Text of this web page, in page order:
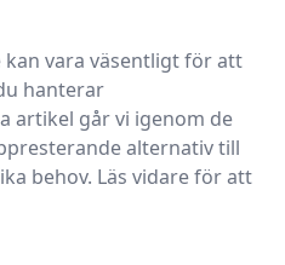
vara väsentligt för att
hanterar
artikel går vi igenom de
alternativ till
behov. Läs vidare för att